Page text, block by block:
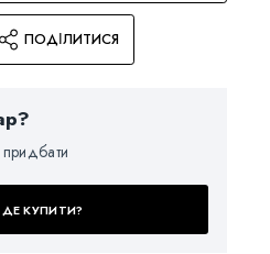
ПОДІЛИТИСЯ
ДЕ КУПИТИ?